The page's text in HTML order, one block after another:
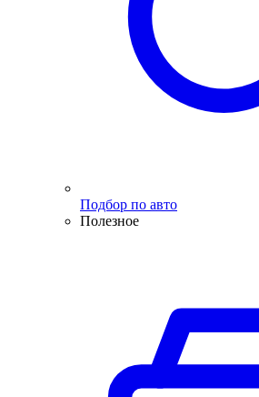
Подбор по авто
Полезное